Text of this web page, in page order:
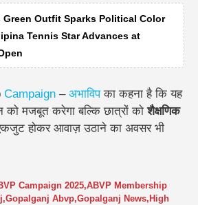
Green Outfit Sparks Political Color
Tennis Star Advances at
Campaign – अभाविपका कहना है कि यह
मजबूत करेगा बल्कि छात्रों कोशैक्षणिक
होकर आवाज़ उठाने का अवसर भी
Campaign 2025,ABVP Membership
,Gopalganj Abvp,Gopalganj News,High